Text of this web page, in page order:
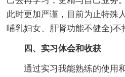
此时更加严谨，目前为止特殊
哺乳妇女、肝肾功能不健全)不
四、实习体会和收获
通过实习我能熟练的使用和